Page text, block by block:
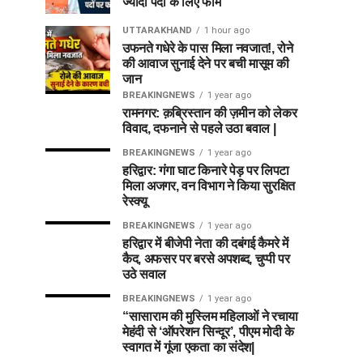
UTTARAKHAND 1 hour ago
उफनते गधेरे के पास मिला नवजात!, रोने
की आवाज सुनाई देने पर बची मासूम की
जान
BREAKINGNEWS 1 year ago
रामनगर: क़ब्रिस्तान की ज़मीन को लेकर
विवाद, दफनाने से पहले उठा बवाल |
BREAKINGNEWS 1 year ago
हरिद्वार: गंगा घाट किनारे पेड़ पर लिपटा
मिला अजगर, वन विभाग ने किया सुरक्षित
रेस्क्यू
BREAKINGNEWS 1 year ago
हरिद्वार में बीजेपी नेता की दबंगई कैमरे में
कैद, अफसर पर बरसे अपशब्द, चुप्पी पर
उठे सवाल
BREAKINGNEWS 1 year ago
“सासाराम की मुस्लिम महिलाओं ने रचाया
मेहंदी से ‘ऑपरेशन सिन्दूर’, पीएम मोदी के
स्वागत में गूंजा एकता का संदेश|